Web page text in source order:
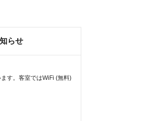
らせ
す。客室ではWiFi (無料)